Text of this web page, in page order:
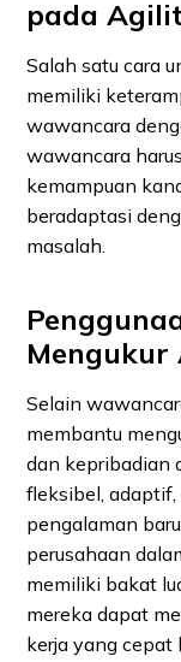
pada
Salah satu cara
memiliki
wawancara
wawancara
kemampuan
beradaptasi
masalah.
Selain
membantu
dan kepribadian
fleksibel,
pengalaman
perusahaan
memiliki bakat
mereka dapat
kerja yang cepat